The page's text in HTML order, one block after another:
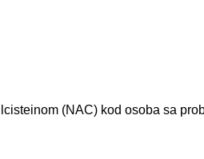
(NAC) kod osoba sa